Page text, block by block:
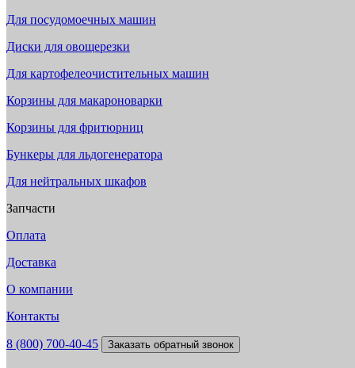
Для посудомоечных машин
Диски для овощерезки
Для картофелеочистительных машин
Корзины для макароноварки
Корзины для фритюрниц
Бункеры для льдогенератора
Для нейтральных шкафов
Запчасти
Оплата
Доставка
О компании
Контакты
8 (800) 700-40-45 Заказать обратный звонок